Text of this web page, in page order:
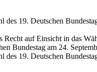
des 19. Deutschen
Recht auf Einsicht in das
Bundestag am 24.
19. Deutschen